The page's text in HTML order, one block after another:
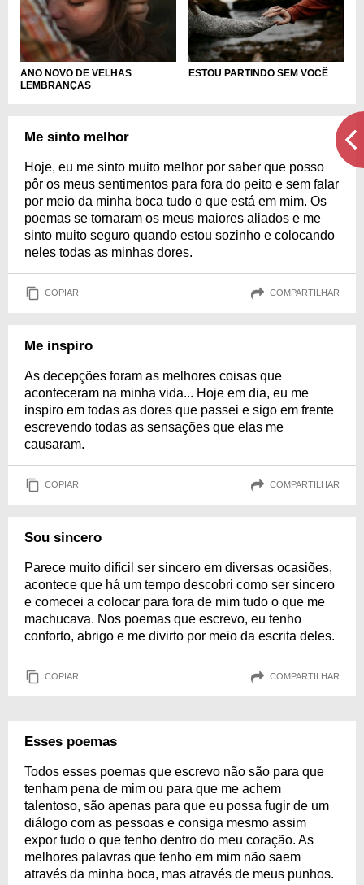
ANO NOVO DE VELHAS
LEMBRANÇAS
ESTOU PARTINDO SEM VOCÊ
Me sinto melhor
Hoje, eu me sinto muito melhor por saber que posso
pôr os meus sentimentos para fora do peito e sem falar
por meio da minha boca tudo o que está em mim. Os
poemas se tornaram os meus maiores aliados e me
sinto muito seguro quando estou sozinho e colocando
neles todas as minhas dores.
COPIAR COMPARTILHAR
Me inspiro
As decepções foram as melhores coisas que
aconteceram na minha vida... Hoje em dia, eu me
inspiro em todas as dores que passei e sigo em frente
escrevendo todas as sensações que elas me
causaram.
COPIAR COMPARTILHAR
Sou sincero
Parece muito difícil ser sincero em diversas ocasiões,
acontece que há um tempo descobri como ser sincero
e comecei a colocar para fora de mim tudo o que me
machucava. Nos poemas que escrevo, eu tenho
conforto, abrigo e me divirto por meio da escrita deles.
COPIAR COMPARTILHAR
Esses poemas
Todos esses poemas que escrevo não são para que
tenham pena de mim ou para que me achem
talentoso, são apenas para que eu possa fugir de um
diálogo com as pessoas e consiga mesmo assim
expor tudo o que tenho dentro do meu coração. As
melhores palavras que tenho em mim não saem
através da minha boca, mas através de meus punhos.